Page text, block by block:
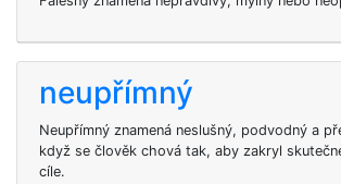
neupřímný
Neupřímný znamená neslušný, podvodný a
když se člověk chová tak, aby zakryl
cíle.